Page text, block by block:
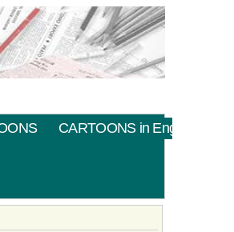
CARTOONS in English